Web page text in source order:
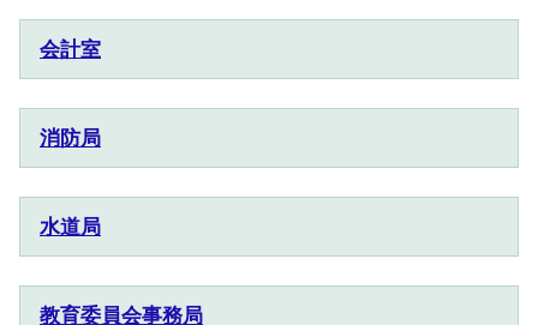
会計室
消防局
水道局
教育委員会事務局